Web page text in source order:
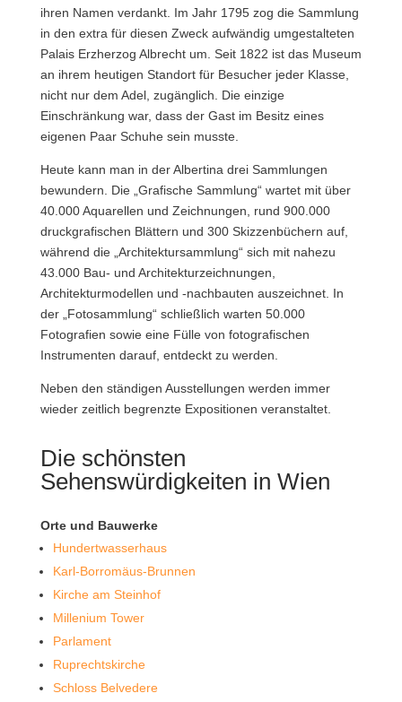
ihren Namen verdankt. Im Jahr 1795 zog die Sammlung
in den extra für diesen Zweck aufwändig umgestalteten
Palais Erzherzog Albrecht um. Seit 1822 ist das Museum
an ihrem heutigen Standort für Besucher jeder Klasse,
nicht nur dem Adel, zugänglich. Die einzige
Einschränkung war, dass der Gast im Besitz eines
eigenen Paar Schuhe sein musste.
Heute kann man in der Albertina drei Sammlungen
bewundern. Die „Grafische Sammlung“ wartet mit über
40.000 Aquarellen und Zeichnungen, rund 900.000
druckgrafischen Blättern und 300 Skizzenbüchern auf,
während die „Architektursammlung“ sich mit nahezu
43.000 Bau- und Architekturzeichnungen,
Architekturmodellen und -nachbauten auszeichnet. In
der „Fotosammlung“ schließlich warten 50.000
Fotografien sowie eine Fülle von fotografischen
Instrumenten darauf, entdeckt zu werden.
Neben den ständigen Ausstellungen werden immer
wieder zeitlich begrenzte Expositionen veranstaltet.
Die schönsten
Sehenswürdigkeiten in Wien
Orte und Bauwerke
Hundertwasserhaus
Karl-Borromäus-Brunnen
Kirche am Steinhof
Millenium Tower
Parlament
Ruprechtskirche
Schloss Belvedere